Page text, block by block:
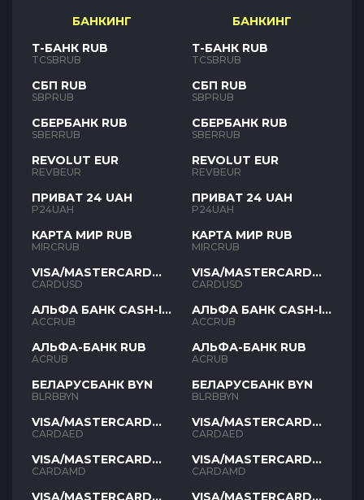
БАНКИНГ
Т-БАНК RUB
TCSBRUB
СБП RUB
SBPRUB
СБЕРБАНК RUB
SBERRUB
REVOLUT EUR
REVBEUR
ПРИВАТ 24 UAH
P24UAH
КАРТА МИР RUB
MIRCRUB
VISA/MASTERCARD
USD
CARDUSD
АЛЬФА БАНК CASH-IN
RUB
ACCRUB
АЛЬФА-БАНК RUB
ACRUB
БЕЛАРУСБАНК BYN
BLRBBYN
VISA/MASTERCARD
AED
CARDAED
VISA/MASTERCARD
AMD
CARDAMD
VISA/MASTERCARD
БАНКИНГ
Т-БАНК RUB
TCSBRUB
СБП RUB
SBPRUB
СБЕРБАНК RUB
SBERRUB
REVOLUT EUR
REVBEUR
ПРИВАТ 24 UAH
P24UAH
КАРТА МИР RUB
MIRCRUB
VISA/MASTERCARD
USD
CARDUSD
АЛЬФА БАНК CASH-IN
RUB
ACCRUB
АЛЬФА-БАНК RUB
ACRUB
БЕЛАРУСБАНК BYN
BLRBBYN
VISA/MASTERCARD
AED
CARDAED
VISA/MASTERCARD
AMD
CARDAMD
VISA/MASTERCARD